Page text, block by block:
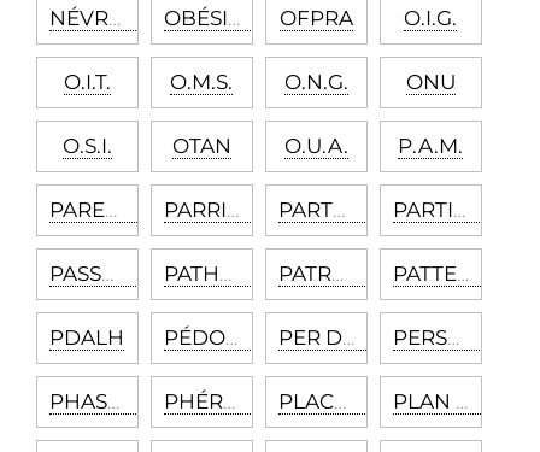
NÉVROSE OBÉSITÉ OFPRA O.I.G.
O.I.T. O.M.S. O.N.G. ONU
O.S.I. OTAN O.U.A. P.A.M.
PARENTIFICATION PARRICIDE PARTHÉNOGENÈSE PARTIE CIVILE
PASSAGE À L’ACTE PATHOGNOMONIQUE PATRONYME PATTERN
PDALH PÉDOPHILIE PER DIEM PERSONNALITÉ DE BASE
PHASE DU PLAN PHÉROMONES PLACEBO PLAN DE SÉCURITÉ